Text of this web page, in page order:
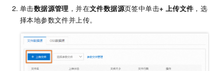
单击数据源管理 ，并在文件数据源页签中单击+ 上传文件 ，选
择本地参数文件并上传。